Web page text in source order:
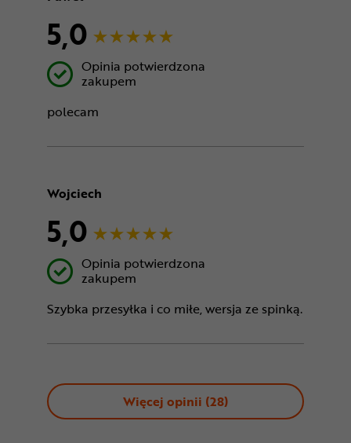
5,0
Opinia potwierdzona
zakupem
polecam
Wojciech
5,0
Opinia potwierdzona
zakupem
Szybka przesyłka i co miłe, wersja ze spinką.
Więcej opinii (28)